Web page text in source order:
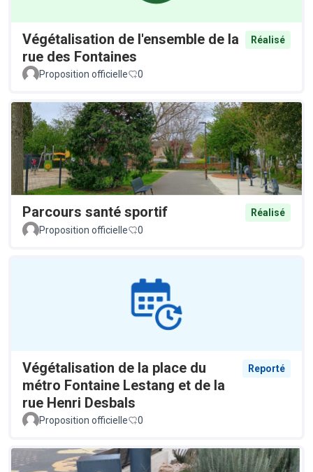
Végétalisation de l'ensemble de la
rue des Fontaines
Réalisé
Proposition officielle 0
Parcours santé sportif
Réalisé
Proposition officielle
0
Végétalisation de la place du
métro Fontaine Lestang et de la
rue Henri Desbals
Reporté
Proposition officielle 0